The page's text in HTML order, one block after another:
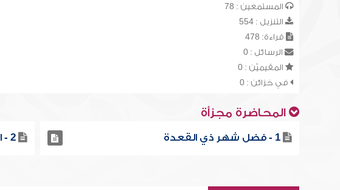
المستمعين : 78
التنزيل : 554
قراءة: 478
الرسائل : 0
المقيميّن : 0
في خزائن : 0
المحاضرة مجزأة
1 - فضل شهر ذي القعدة 2 - الأسئلة